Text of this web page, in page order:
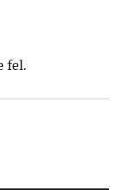
fel.